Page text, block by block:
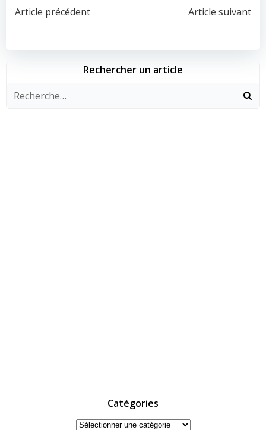
Navigation
de
l’article
Article précédent
Navigation
de
l’article
Article suivant
Rechercher un article
Catégories
Catégories